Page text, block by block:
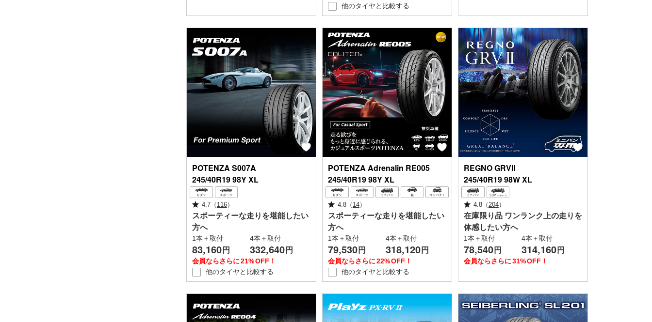
他のタイヤと 比較する
POTENZA S007A
245/40R19 98Y XL
4.7（ 116）
スポーティーな走りを堪能したい
方へ
1本＋取付
83,160 円
4本＋取付
332,640 円
会員ならさらに21%OFF！
他のタイヤと 比較する
POTENZA Adrenalin RE005
245/40R19 98Y XL
4.8（ 14）
スポーティーな走りを堪能したい
方へ
1本＋取付
79,530 円
4本＋取付
318,120 円
会員ならさらに22%OFF！
他のタイヤと 比較する
REGNOGRVⅡ
245/40R19 98W XL
4.8（204）
在庫限り品 ワンランク上の走りを
体感したい方へ
1本＋取付
78,540 円
4本＋取付
314,160 円
会員ならさらに31%OFF！